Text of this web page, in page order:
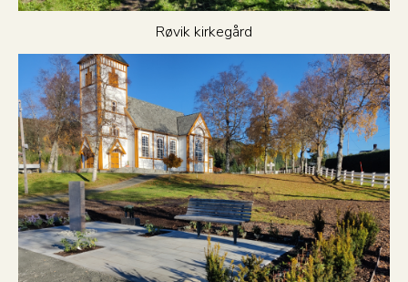
Røvik kirkegård